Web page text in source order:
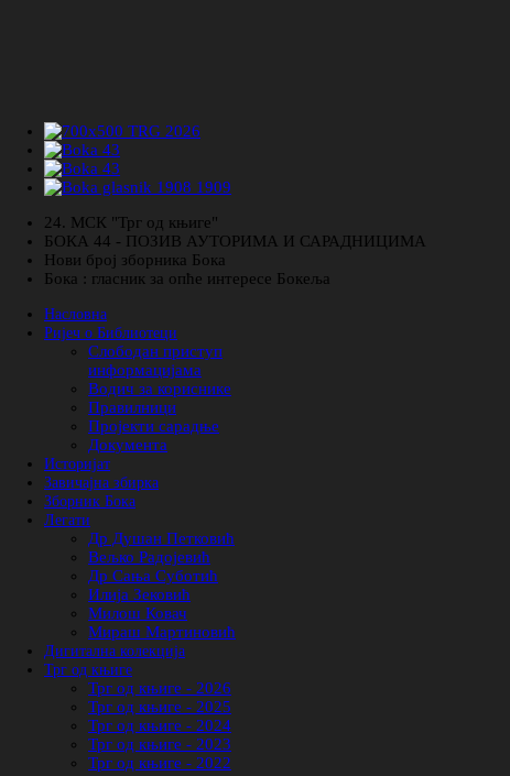
24. МСК "Трг од књиге"
БОКА 44 - ПОЗИВ АУТОРИМА И САРАДНИЦИМА
Нови број зборника Бока
Бока : гласник за опће интересе Бокеља
Насловна
Ријеч о Библиотеци
Слободан приступ
информацијама
Водич за кориснике
Правилници
Пројекти сарадње
Документа
Историјат
Завичајна збирка
Зборник Бока
Легати
Др Душан Петковић
Вељко Радојевић
Др Сања Суботић
Илија Зековић
Милош Ковач
Мираш Мартиновић
Дигитална колекција
Трг од књиге
Трг од књиге - 2026
Трг од књиге - 2025
Трг од књиге - 2024
Трг од књиге - 2023
Трг од књиге - 2022